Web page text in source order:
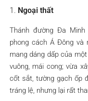
1. Ngoại thất
Thánh đường Đa
phong cách Á Đông và
mang dáng dấp của
vuông, mái cong; vừa
cốt sắt, tường gạch ốp
tráng lệ, nhưng lại rất